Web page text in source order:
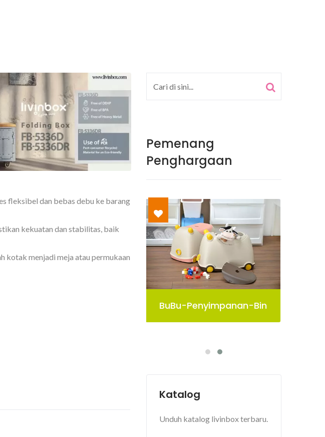
fleksibel dan bebas debu ke barang
kekuatan dan stabilitas, baik
kotak menjadi meja atau permukaan
Pemenang
Penghargaan
Kotak Penyimpanan
Katalog
Unduh katalog livinbox terbaru.